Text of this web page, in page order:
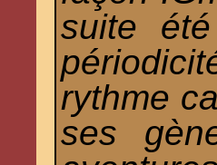
suite
rythme
ses